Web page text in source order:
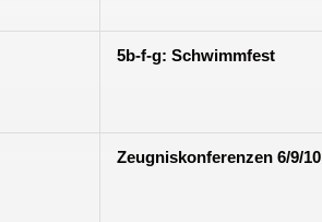
5b-f-g: Schwimmfest
Zeugniskonferenzen 6/9/10